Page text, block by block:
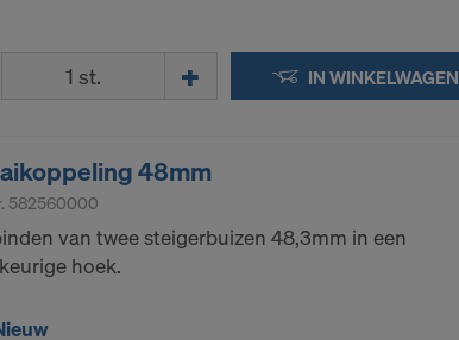
IN WINKELWAGEN
48mm
582560000
van twee steigerbuizen 48,3mm in een
hoek.
COOKIES EN DE
NAAR DE VS?